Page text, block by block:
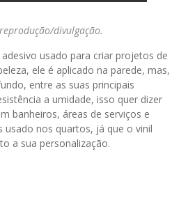
divulgação.
usado para criar projetos de
ele é aplicado na parede, mas,
entre as suas principais
a umidade, isso quer dizer
banheiros, áreas de serviços e
usado nos quartos, já que o vinil
a sua personalização.